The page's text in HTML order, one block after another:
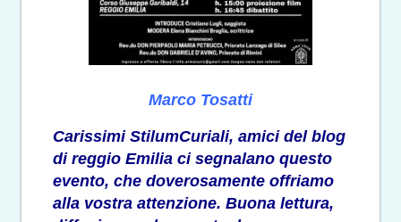
Marco Tosatti
Carissimi StilumCuriali, amici del blog
di reggio Emilia ci segnalano questo
evento, che doverosamente offriamo
alla vostra attenzione. Buona lettura,